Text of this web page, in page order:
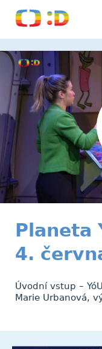
Planeta
4.
Úvodní vstup –
Marie Urbanová,